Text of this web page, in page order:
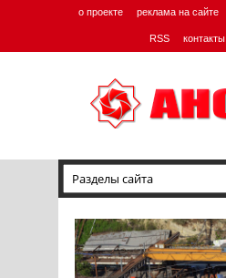
о проекте реклама на сайте
RSS контакты